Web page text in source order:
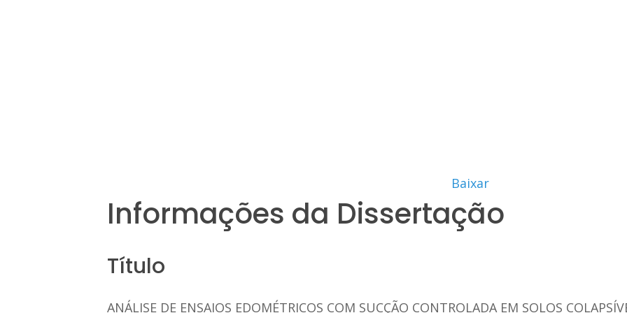
Baixar
Informações da Dissertação
Título
ANÁLISE DE ENSAIOS EDOMÉTRICOS COM SUCÇÃO CONTROLADA EM SOLOS